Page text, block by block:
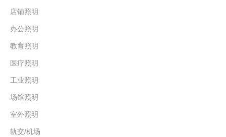
店铺照明
办公照明
教育照明
医疗照明
工业照明
场馆照明
室外照明
轨交/机场